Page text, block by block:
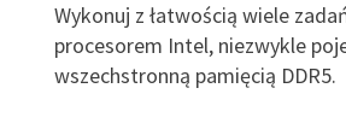
Wykonuj z łatwością wiele
procesorem Intel, niezwykle
wszechstronną pamięcią DDR5.